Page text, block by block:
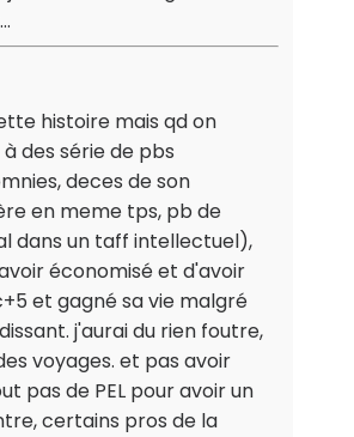
histoire mais qd on
des série de pbs
deces de son
en meme tps, pb de
dans un taff intellectuel),
économisé et d'avoir
et gagné sa vie malgré
j'aurai du rien foutre,
voyages. et pas avoir
pas de PEL pour avoir un
certains pros de la